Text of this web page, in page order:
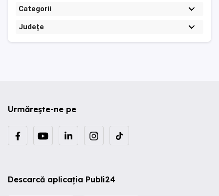
Categorii
Județe
Urmărește-ne pe
Descarcă aplicația Publi24